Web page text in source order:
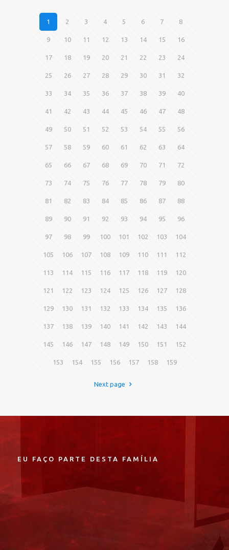
1 2 3 4 5 6 7 8
9 10 11 12 13 14 15 16
17 18 19 20 21 22 23 24
25 26 27 28 29 30 31 32
33 34 35 36 37 38 39 40
41 42 43 44 45 46 47 48
49 50 51 52 53 54 55 56
57 58 59 60 61 62 63 64
65 66 67 68 69 70 71 72
73 74 75 76 77 78 79 80
81 82 83 84 85 86 87 88
89 90 91 92 93 94 95 96
97 98 99 100 101 102 103 104
105 106 107 108 109 110 111 112
113 114 115 116 117 118 119 120
121 122 123 124 125 126 127 128
129 130 131 132 133 134 135 136
137 138 139 140 141 142 143 144
145 146 147 148 149 150 151 152
153 154 155 156 157 158 159
Next page
EU FAÇO PARTE DESTA FAMÍLIA